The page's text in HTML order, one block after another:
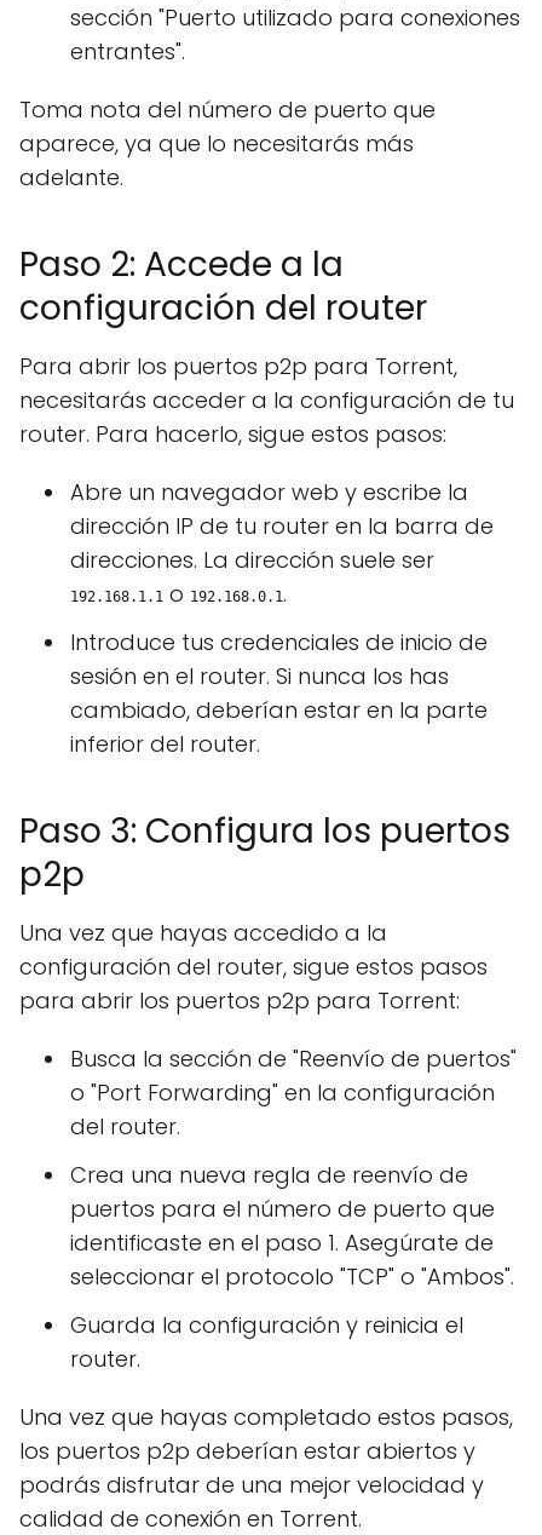
sección "Puerto utilizado para conexiones
entrantes".
Toma nota del número de puerto que
aparece, ya que lo necesitarás más
adelante.
Paso 2: Accede a la
configuración del router
Para abrir los puertos p2p para Torrent,
necesitarás acceder a la configuración de tu
router. Para hacerlo, sigue estos pasos:
Abre un navegador web y escribe la
dirección IP de tu router en la barra de
direcciones. La dirección suele ser
192.168.1.1 o 192.168.0.1.
Introduce tus credenciales de inicio de
sesión en el router. Si nunca los has
cambiado, deberían estar en la parte
inferior del router.
Paso 3: Configura los puertos
p2p
Una vez que hayas accedido a la
configuración del router, sigue estos pasos
para abrir los puertos p2p para Torrent:
Busca la sección de "Reenvío de puertos"
o "Port Forwarding" en la configuración
del router.
Crea una nueva regla de reenvío de
puertos para el número de puerto que
identificaste en el paso 1. Asegúrate de
seleccionar el protocolo "TCP" o "Ambos".
Guarda la configuración y reinicia el
router.
Una vez que hayas completado estos pasos,
los puertos p2p deberían estar abiertos y
podrás disfrutar de una mejor velocidad y
calidad de conexión en Torrent.